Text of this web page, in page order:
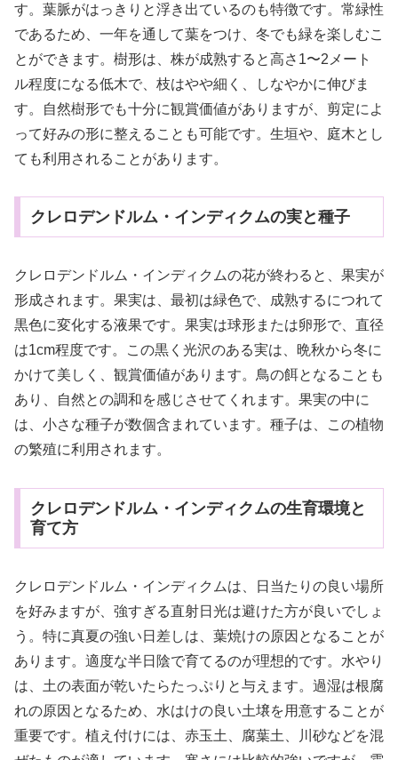
す。葉脈がはっきりと浮き出ているのも特徴です。常緑性
であるため、一年を通して葉をつけ、冬でも緑を楽しむこ
とができます。樹形は、株が成熟すると高さ1〜2メート
ル程度になる低木で、枝はやや細く、しなやかに伸びま
す。自然樹形でも十分に観賞価値がありますが、剪定によ
って好みの形に整えることも可能です。生垣や、庭木とし
ても利用されることがあります。
クレロデンドルム・インディクムの実と種子
クレロデンドルム・インディクムの花が終わると、果実が
形成されます。果実は、最初は緑色で、成熟するにつれて
黒色に変化する液果です。果実は球形または卵形で、直径
は1cm程度です。この黒く光沢のある実は、晩秋から冬に
かけて美しく、観賞価値があります。鳥の餌となることも
あり、自然との調和を感じさせてくれます。果実の中に
は、小さな種子が数個含まれています。種子は、この植物
の繁殖に利用されます。
クレロデンドルム・インディクムの生育環境と
育て方
クレロデンドルム・インディクムは、日当たりの良い場所
を好みますが、強すぎる直射日光は避けた方が良いでしょ
う。特に真夏の強い日差しは、葉焼けの原因となることが
あります。適度な半日陰で育てるのが理想的です。水やり
は、土の表面が乾いたらたっぷりと与えます。過湿は根腐
れの原因となるため、水はけの良い土壌を用意することが
重要です。植え付けには、赤玉土、腐葉土、川砂などを混